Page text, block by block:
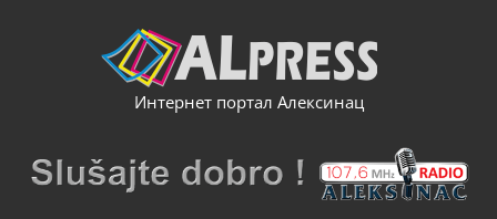
Интернет портал Алексинац